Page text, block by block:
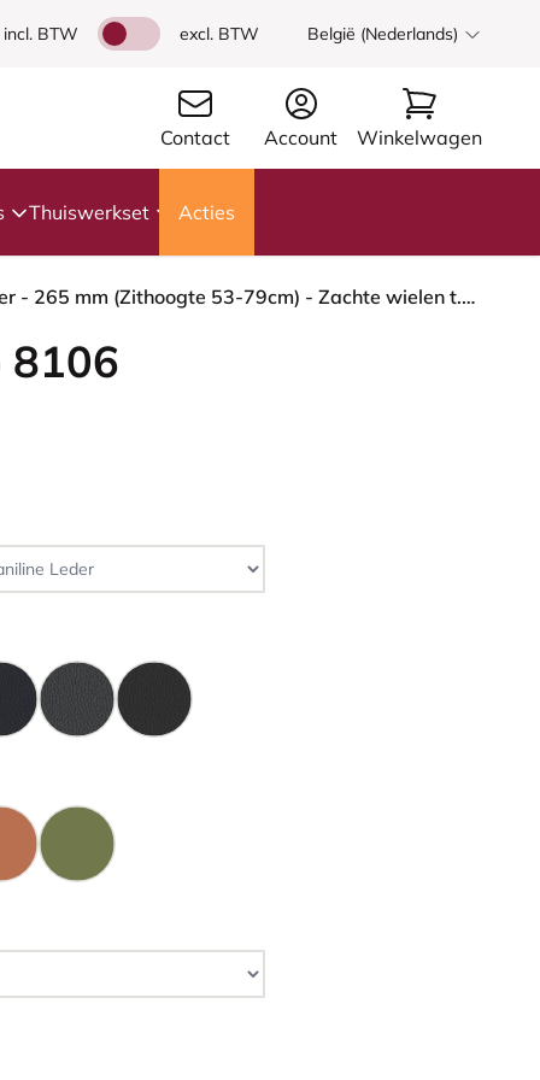
incl. BTW excl. BTW België (Nederlands)
Contact Account Winkelwagen
Thuiswerkset Acties
HÅG Capisco 8106 - Paloma Soft (Wollsdorf) - Semi-aniline Leder - ATG55130 - Dark brown - Zilver - 265 mm (Zithoogte 53-79cm) - Zachte wielen t.b.v. harde vloeren
8106